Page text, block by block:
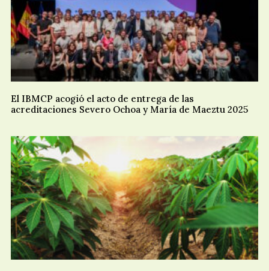
El IBMCP acogió el acto de entrega de las
acreditaciones Severo Ochoa y María de Maeztu 2025